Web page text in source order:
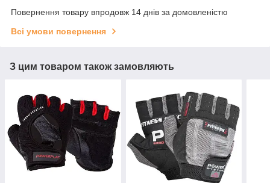
Повернення товару впродовж 14 днів за домовленістю
Всі умови повернення
З цим товаром також замовляють